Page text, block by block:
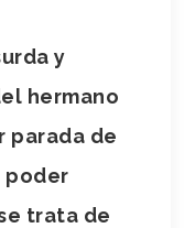
y
hermano
parada de
poder
trata de